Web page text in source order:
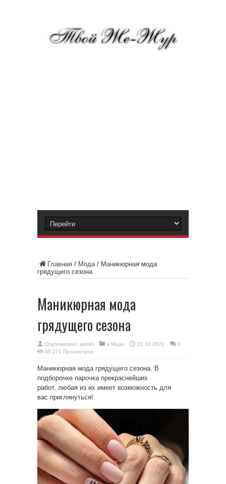
Главная / Мода/ Маникюрная мода
грядущего сезона
Маникюрная мода
грядущего сезона
Опубликовал: admin в Мода 22.10.2021
0
85,271 Просмотров
Маникюрная мода грядущего сезона. В
подборочке парочка прекраснейших
работ, любая из их имеет возможность для
вас приглянуться!